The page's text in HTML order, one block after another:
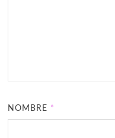
NOMBRE *